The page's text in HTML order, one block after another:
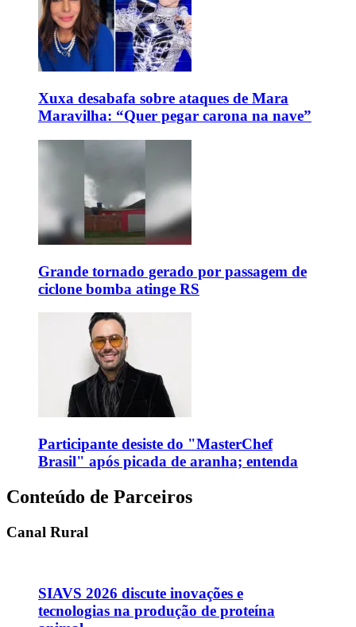
Xuxa desabafa sobre ataques de Mara
Maravilha: “Quer pegar carona na nave”
Grande tornado gerado por passagem de
ciclone bomba atinge RS
Participante desiste do "MasterChef
Brasil" após picada de aranha; entenda
Conteúdo de Parceiros
Canal Rural
SIAVS 2026 discute inovações e
tecnologias na produção de proteína